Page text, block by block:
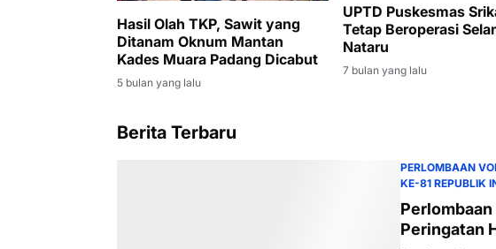
Hasil Olah TKP, Sawit yang
Ditanam Oknum Mantan
Kades Muara Padang Dicabut
5 bulan yang lalu
UPTD Puskesmas
Tetap Beroperasi
Nataru
7 bulan yang lalu
Berita Terbaru
PERLOMBAAN
KE-81 REPUBLIK
Peringatan